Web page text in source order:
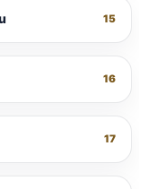
15
16
17